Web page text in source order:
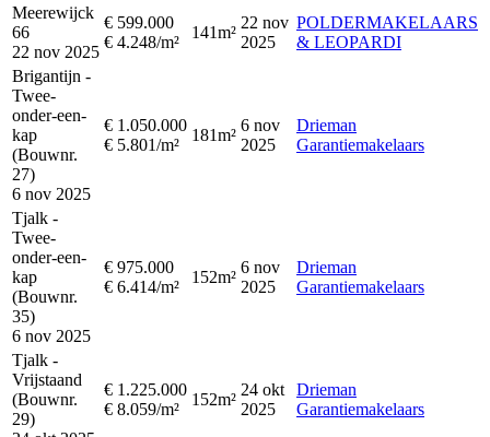
Meerewijck
66
22 nov 2025
€ 599.000
€ 4.248/m²
141m²
22 nov
2025
POLDERMAKELAARS
& LEOPARDI
Brigantijn -
Twee-
onder-een-
kap
(Bouwnr.
27)
6 nov 2025
€ 1.050.000
€ 5.801/m²
181m²
6 nov
2025
Drieman
Garantiemakelaars
Tjalk -
Twee-
onder-een-
kap
(Bouwnr.
35)
6 nov 2025
€ 975.000
€ 6.414/m²
152m²
6 nov
2025
Drieman
Garantiemakelaars
Tjalk -
Vrijstaand
(Bouwnr.
29)
€ 1.225.000
€ 8.059/m²
152m²
24 okt
2025
Drieman
Garantiemakelaars